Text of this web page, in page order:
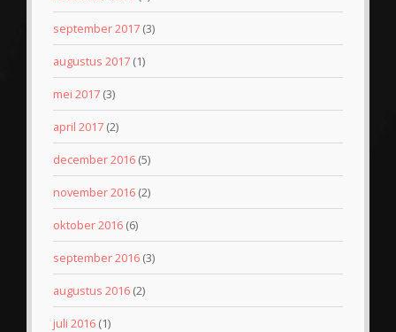
september 2017 (3)
augustus 2017 (1)
mei 2017 (3)
april 2017 (2)
december 2016 (5)
november 2016 (2)
oktober 2016 (6)
september 2016 (3)
augustus 2016 (2)
juli 2016 (1)